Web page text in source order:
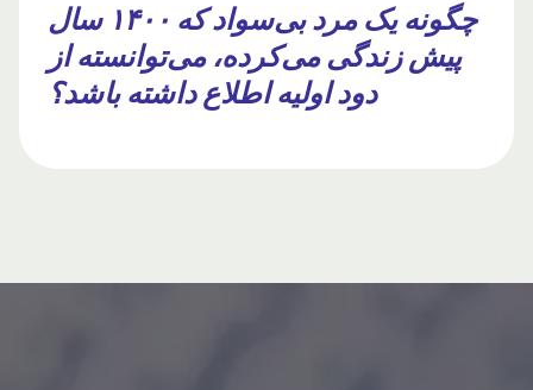
چگونه یک مرد بی‌سواد که ۱۴۰۰ سال
پیش زندگی می‌کرده، می‌توانسته از
دود اولیه اطلاع داشته باشد؟